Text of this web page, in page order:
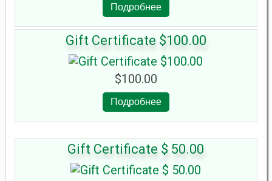
Подробнее
Gift Certificate $100.00
$100.00
Подробнее
Gift Certificate $ 50.00